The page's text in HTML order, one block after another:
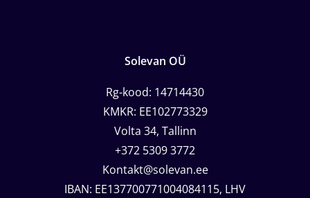
Solevan OÜ
Rg-kood: 14714430
KMKR: EE102773329
Volta 34, Tallinn
+372 5309 3772
Kontakt@solevan.ee
IBAN: EE137700771004084115, LHV